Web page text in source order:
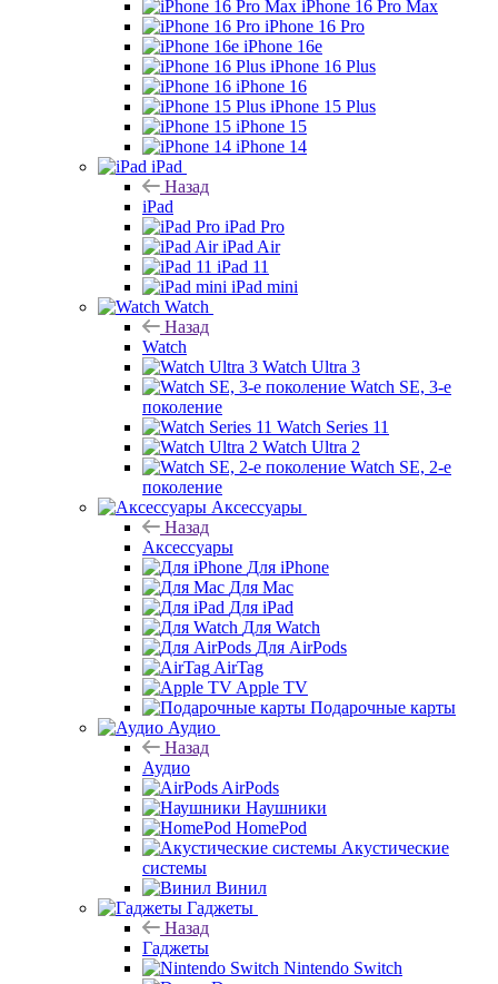
iPhone 16 Pro Max
iPhone 16 Pro
iPhone 16e
iPhone 16 Plus
iPhone 16
iPhone 15 Plus
iPhone 15
iPhone 14
iPad
Назад
iPad
iPad Pro
iPad Air
iPad 11
iPad mini
Watch
Назад
Watch
Watch Ultra 3
Watch SE, 3-е
поколение
Watch Series 11
Watch Ultra 2
Watch SE, 2-е
поколение
Аксессуары
Назад
Аксессуары
Для iPhone
Для Mac
Для iPad
Для Watch
Для AirPods
AirTag
Apple TV
Подарочные карты
Аудио
Назад
Аудио
AirPods
Наушники
HomePod
Акустические
системы
Винил
Гаджеты
Назад
Гаджеты
Nintendo Switch